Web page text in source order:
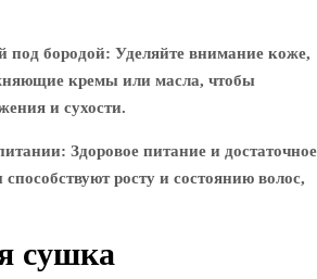
под бородой: Уделяйте внимание коже,
кремы или масла, чтобы
и сухости.
: Здоровое питание и достаточное
росту и состоянию волос,
сушка